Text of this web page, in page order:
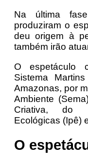
Na última
produziram o
deu origem à
também irão
O espetáculo
Sistema
Amazonas, por
Ambiente
Criativa, do
Ecológicas (Ipê)
O